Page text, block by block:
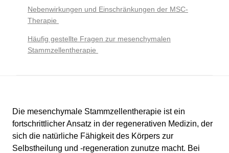
Die mesenchymale Stammzellentherapie ist ein
fortschrittlicher Ansatz in der regenerativen Medizin, der
sich die natürliche Fähigkeit des Körpers zur
Selbstheilung und -regeneration zunutze macht. Bei
Nebenwirkungen und Einschränkungen der MSC-
Therapie
Häufig gestellte Fragen zur mesenchymalen
Stammzellentherapie